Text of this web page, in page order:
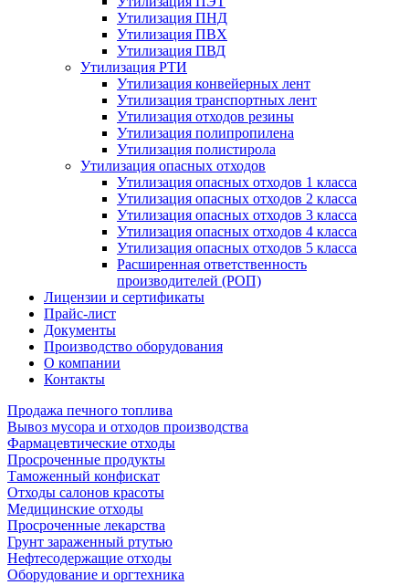
Утилизация ПНД
Утилизация ПВХ
Утилизация ПВД
Утилизация РТИ
Утилизация конвейерных лент
Утилизация транспортных лент
Утилизация отходов резины
Утилизация полипропилена
Утилизация полистирола
Утилизация опасных отходов
Утилизация опасных отходов 1 класса
Утилизация опасных отходов 2 класса
Утилизация опасных отходов 3 класса
Утилизация опасных отходов 4 класса
Утилизация опасных отходов 5 класса
Расширенная ответственность
производителей (РОП)
Лицензии и сертификаты
Прайс-лист
Документы
Производство оборудования
О компании
Контакты
Продажа печного топлива
Вывоз мусора и отходов производства
Фармацевтические отходы
Просроченные продукты
Таможенный конфискат
Отходы салонов красоты
Медицинские отходы
Просроченные лекарства
Грунт зараженный ртутью
Нефтесодержащие отходы
Оборудование и оргтехника